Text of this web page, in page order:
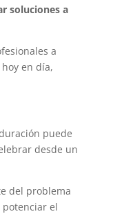
soluciones a
a
en día,
puede
desde un
del problema
el